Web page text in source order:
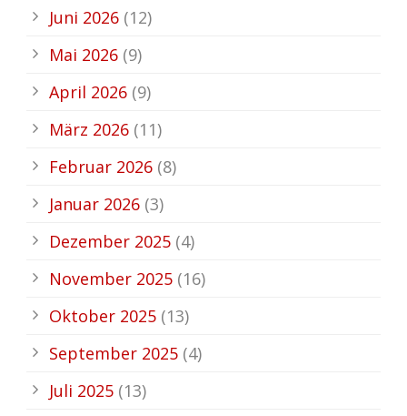
Juni 2026 (12)
Mai 2026 (9)
April 2026 (9)
März 2026 (11)
Februar 2026 (8)
Januar 2026 (3)
Dezember 2025 (4)
November 2025 (16)
Oktober 2025 (13)
September 2025 (4)
Juli 2025 (13)